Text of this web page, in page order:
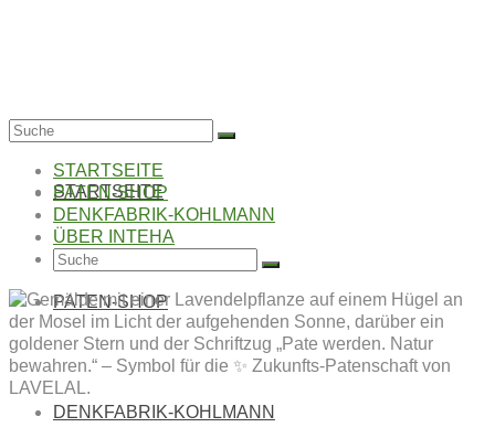
STARTSEITE
PATEN-SHOP
DENKFABRIK-KOHLMANN
Suche
STARTSEITE
PATEN-SHOP
DENKFABRIK-KOHLMANN
ÜBER INTEHA
Suche